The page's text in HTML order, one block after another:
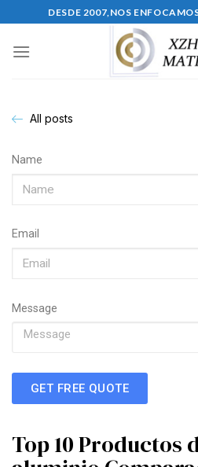
DESDE 2007,NOS
All posts
Name
Email
Message
GET FREE QUOTE
Top 10 Productos